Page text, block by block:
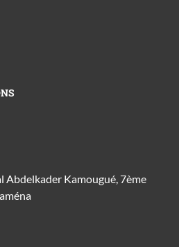
Abdelkader Kamougué, 7ème